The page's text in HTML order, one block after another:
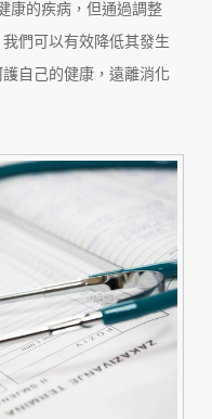
康的疾病，但通過調整
們可以有效降低其發生
自己的健康，遠離消化